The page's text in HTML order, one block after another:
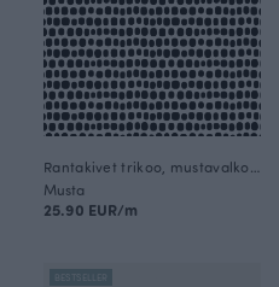
Musta
25.90 EUR/m
BESTSELLER